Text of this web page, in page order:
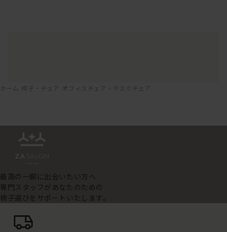
ホーム 椅子・チェア オフィスチェア・デスクチェア
最高の一脚に出会いたい方へ
専門スタッフがあなたのための
椅子選びをサポートいたします。